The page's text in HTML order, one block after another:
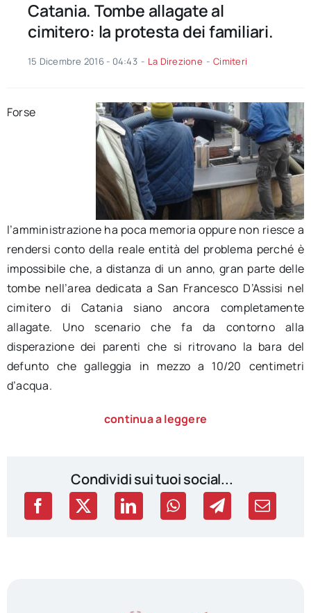
Catania. Tombe allagate al
cimitero: la protesta dei familiari.
15 Dicembre 2016 - 04:43 - La Direzione - Cimiteri
Forse
l’amministrazione ha poca memoria oppure non riesce a
rendersi conto della reale entità del problema perché è
impossibile che, a distanza di un anno, gran parte delle
tombe nell’area dedicata a San Francesco D’Assisi nel
cimitero di Catania siano ancora completamente
allagate. Uno scenario che fa da contorno alla
disperazione dei parenti che si ritrovano la bara del
defunto che galleggia in mezzo a 10/20 centimetri
d’acqua.
continua a leggere
Condividi sui tuoi social...